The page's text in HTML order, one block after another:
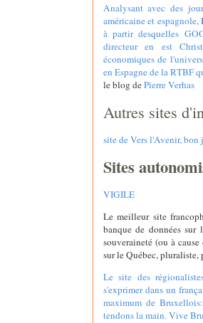
Analysant avec des
américaine et espagnole,
à partir desquelles
directeur en est
économiques de
en Espagne de la RTBF
le blog dePierre Verhas
Autres sites
site de Vers l'Avenir,
Sites
VIGILE
Le meilleur site
banque de données sur
souveraineté (ou à
sur le Québec,
Le site des
s'exprimer dans un
maximum de
tendons la main. Vive